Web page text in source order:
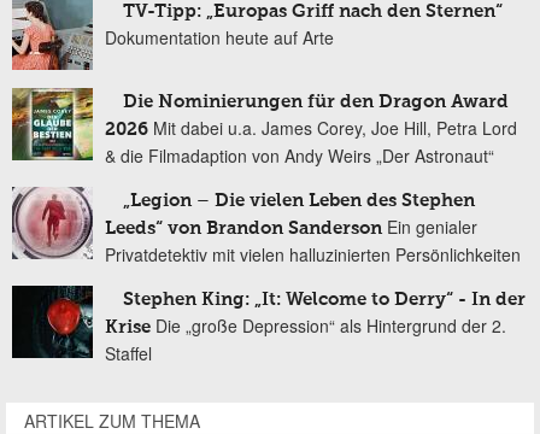
TV-Tipp: „Europas Griff nach den Sternen“
Dokumentation heute auf Arte
Die Nominierungen für den Dragon Award
2026 Mit dabei u.a. James Corey, Joe Hill, Petra Lord
& die Filmadaption von Andy Weirs „Der Astronaut“
„Legion – Die vielen Leben des Stephen
Leeds“ von Brandon Sanderson Ein genialer
Privatdetektiv mit vielen halluzinierten Persönlichkeiten
Stephen King: „It: Welcome to Derry“ - In der
Krise Die „große Depression“ als Hintergrund der 2.
Staffel
ARTIKEL ZUM THEMA